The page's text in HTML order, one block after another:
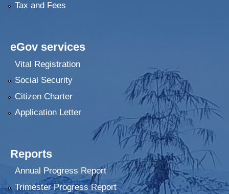
Tax and Fees
eGov services
Vital Registration
Social Security
Citizen Charter
Application Letter
Reports
Annual Progress Report
Trimester Progress Report